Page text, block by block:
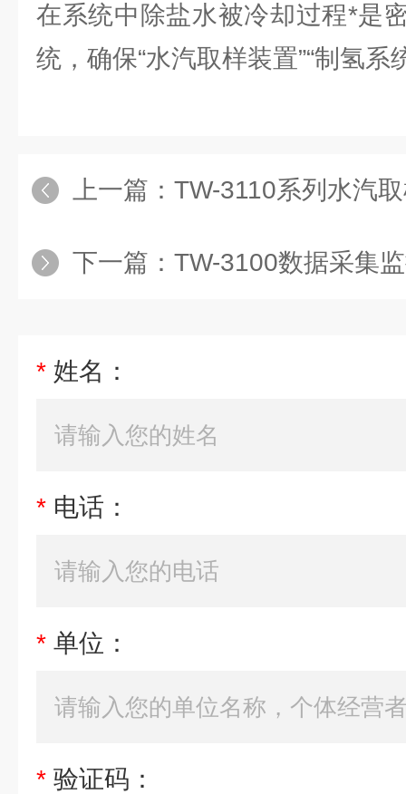
在系统中除盐水被冷却过程*是
统，确保“水汽取样装置”“制氢系
上一篇： TW-3110系列水汽
下一篇： TW-3100数据采集
* 姓名：
* 电话：
* 单位：
* 验证码：